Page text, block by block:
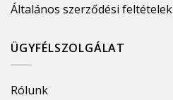
Általános szerződési feltételek
ÜGYFÉLSZOLGÁLAT
Rólunk